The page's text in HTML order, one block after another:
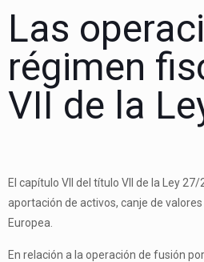
Las
régimen
VII de la
El capítulo VII del título VII de la Ley
aportación de activos, canje de
Europea.
En relación a la operación de fusión